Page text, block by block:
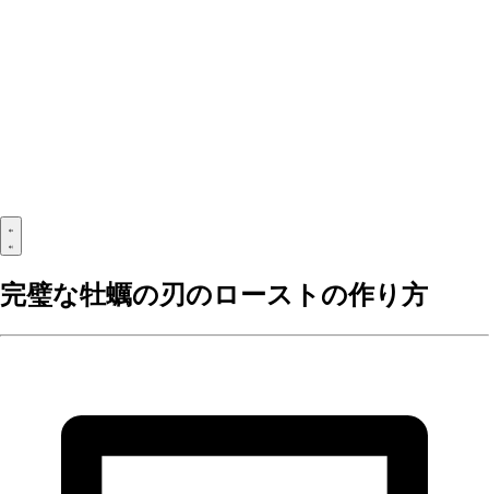
完璧な牡蠣の刃のローストの作り方